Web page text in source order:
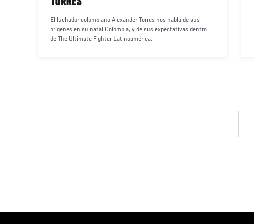
El luchador colombiano Alexander Torres nos habla de sus
orígenes en su natal Colombia, y de sus expectativas dentro
de The Ultimate Fighter Latinoamérica.